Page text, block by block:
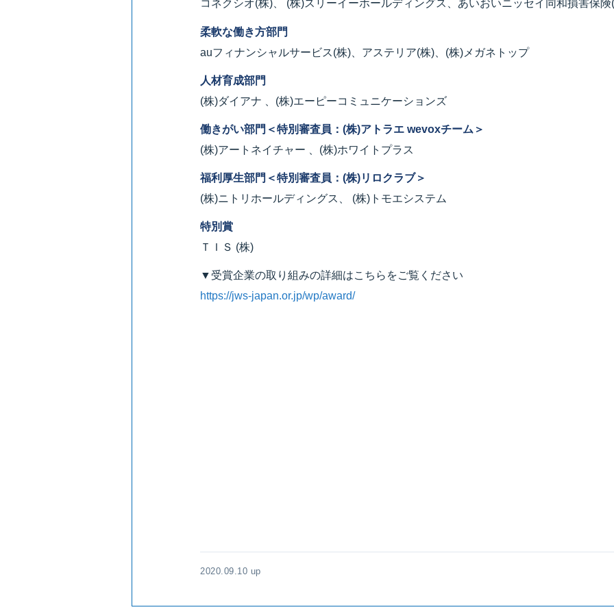
コネクシオ(株)、 (株)スリーイーホールディングス、あいおいニッセイ同和損害保険
柔軟な働き方部門
auフィナンシャルサービス(株)、アステリア(株)、(株)メガネトップ
人材育成部門
(株)ダイアナ 、(株)エーピーコミュニケーションズ
働きがい部門＜特別審査員：(株)アトラエ wevoxチーム＞
(株)アートネイチャー 、(株)ホワイトプラス
福利厚生部門＜特別審査員：(株)リロクラブ＞
(株)ニトリホールディングス、 (株)トモエシステム
特別賞
ＴＩＳ (株)
▼受賞企業の取り組みの詳細はこちらをご覧ください
https://jws-japan.or.jp/wp/award/
2020.09.10 up